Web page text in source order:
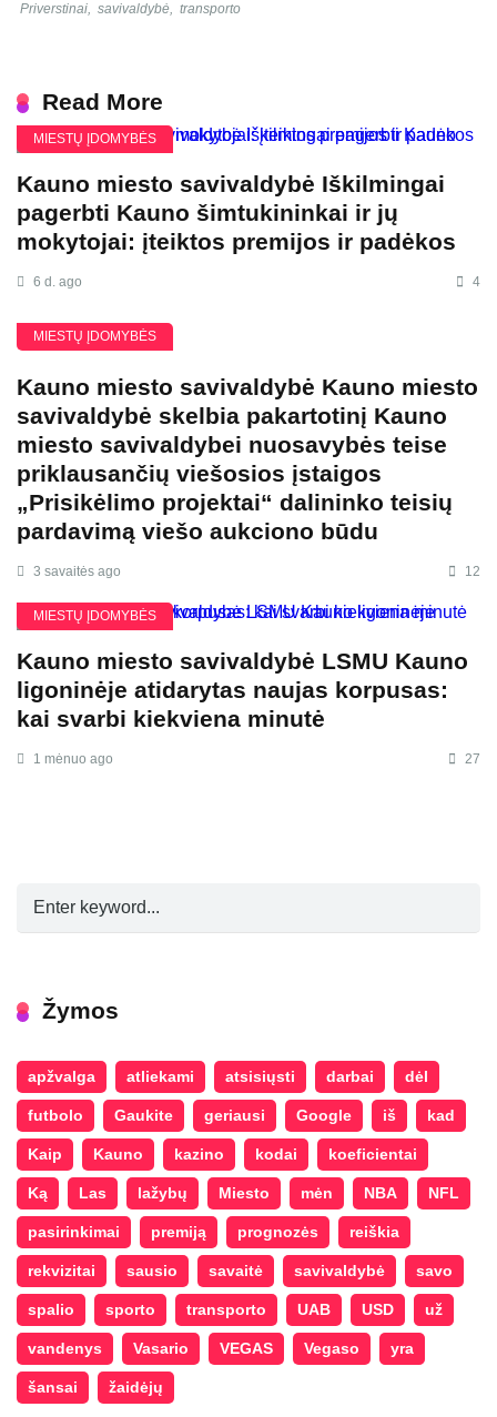
Priverstinai, savivaldybė, transporto
Read More
MIESTŲ ĮDOMYBĖS
Kauno miesto savivaldybė Iškilmingai
pagerbti Kauno šimtukininkai ir jų
mokytojai: įteiktos premijos ir padėkos
6 d. ago 4
MIESTŲ ĮDOMYBĖS
Kauno miesto savivaldybė Kauno miesto
savivaldybė skelbia pakartotinį Kauno
miesto savivaldybei nuosavybės teise
priklausančių viešosios įstaigos
„Prisikėlimo projektai“ dalininko teisių
pardavimą viešo aukciono būdu
3 savaitės ago 12
MIESTŲ ĮDOMYBĖS
Kauno miesto savivaldybė LSMU Kauno
ligoninėje atidarytas naujas korpusas:
kai svarbi kiekviena minutė
1 mėnuo ago 27
Žymos
apžvalga atliekami atsisiųsti darbai dėl
futbolo Gaukite geriausi Google iš kad
Kaip Kauno kazino kodai koeficientai
Ką Las lažybų Miesto mėn NBA NFL
pasirinkimai premiją prognozės reiškia
rekvizitai sausio savaitė savivaldybė savo
spalio sporto transporto UAB USD už
vandenys Vasario VEGAS Vegaso yra
šansai žaidėjų